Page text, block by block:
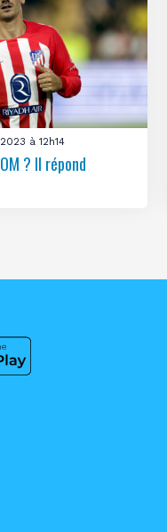
à 12h14
? Il répond